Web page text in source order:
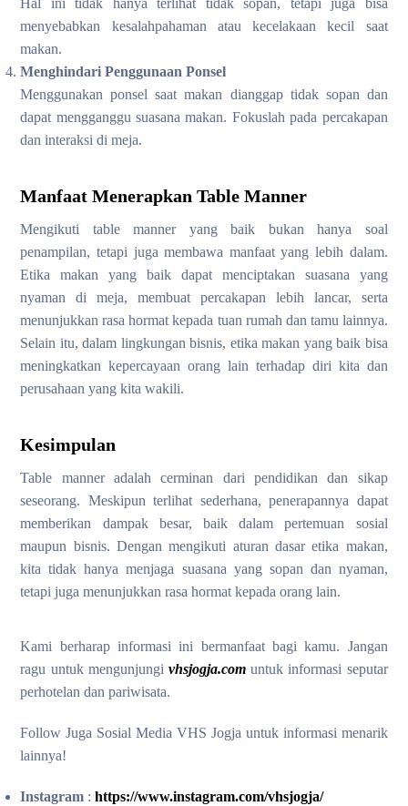
Hal ini tidak hanya terlihat tidak sopan, tetapi juga bisa
menyebabkan kesalahpahaman atau kecelakaan kecil saat
makan.
Menghindari Penggunaan Ponsel
Menggunakan ponsel saat makan dianggap tidak sopan dan
dapat mengganggu suasana makan. Fokuslah pada percakapan
dan interaksi di meja.
Manfaat Menerapkan Table Manner
Mengikuti table manner yang baik bukan hanya soal
penampilan, tetapi juga membawa manfaat yang lebih dalam.
Etika makan yang baik dapat menciptakan suasana yang
nyaman di meja, membuat percakapan lebih lancar, serta
menunjukkan rasa hormat kepada tuan rumah dan tamu lainnya.
Selain itu, dalam lingkungan bisnis, etika makan yang baik bisa
meningkatkan kepercayaan orang lain terhadap diri kita dan
perusahaan yang kita wakili.
Kesimpulan
Table manner adalah cerminan dari pendidikan dan sikap
seseorang. Meskipun terlihat sederhana, penerapannya dapat
memberikan dampak besar, baik dalam pertemuan sosial
maupun bisnis. Dengan mengikuti aturan dasar etika makan,
kita tidak hanya menjaga suasana yang sopan dan nyaman,
tetapi juga menunjukkan rasa hormat kepada orang lain.
Kami berharap informasi ini bermanfaat bagi kamu. Jangan
ragu untuk mengunjungi vhsjogja.com untuk informasi seputar
perhotelan dan pariwisata.
Follow Juga Sosial Media VHS Jogja untuk informasi menarik
lainnya!
Instagram : https://www.instagram.com/vhsjogja/